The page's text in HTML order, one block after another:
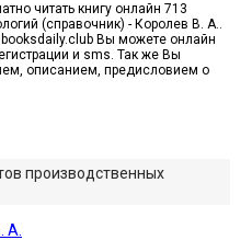
читать книгу онлайн 713
(справочник) - Королев В. А..
Вы можете онлайн
и sms. Так же Вы
описанием, предисловием о
производственных
А.